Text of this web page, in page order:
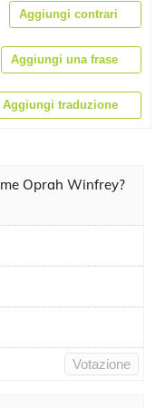
Aggiungi contrari
Aggiungi una frase
Aggiungi traduzione
Oprah Winfrey?
Votazione